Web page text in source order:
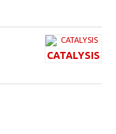
CATALYSIS